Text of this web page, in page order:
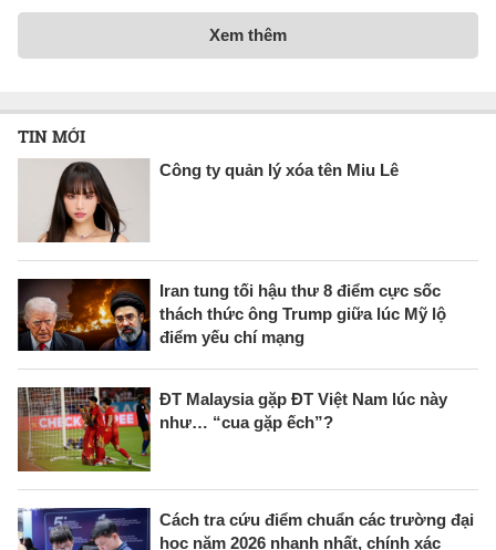
Xem thêm
TIN MỚI
Công ty quản lý xóa tên Miu Lê
Iran tung tối hậu thư 8 điểm cực sốc
thách thức ông Trump giữa lúc Mỹ lộ
điểm yếu chí mạng
ĐT Malaysia gặp ĐT Việt Nam lúc này
như… “cua gặp ếch”?
Cách tra cứu điểm chuẩn các trường đại
học năm 2026 nhanh nhất, chính xác